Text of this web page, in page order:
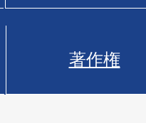
著作権